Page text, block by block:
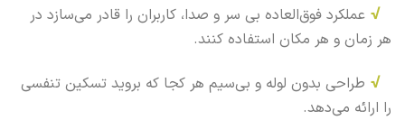
√ عملکرد فوق‌العاده بی سر و صدا، کاربران را قادر می‌سازد در
هر زمان و هر مکان استفاده کنند.
√ طراحی بدون لوله و بی‌سیم هر کجا که بروید تسکین تنفسی
را ارائه می‌دهد.